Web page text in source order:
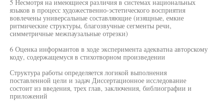
5 Несмотря на имеющиеся различия в системах национальных
языков в процесс художественно-эстетического восприятия
вовлечены универсальные составляющие (изящные, емкие
ритмические структуры, благозвучные сегменты речи,
симметричные межпаузальные отрезки)
6 Оценка информантов в ходе эксперимента адекватна авторскому
коду, содержащемуся в стихотворном произведении
Структура работы определяется логикой выполнения
поставленной цели и задач Диссертационное исследование
состоит из введения, трех глав, заключения, библиографии и
приложений